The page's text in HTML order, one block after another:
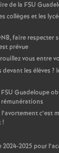
de la FSU
collèges et les
faire respecter
prévue
vous entre
devant les élèves ?
Guadeloupe
c’est
!
2025 pour